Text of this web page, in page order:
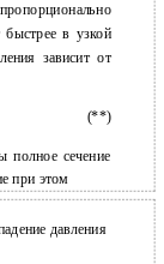
в узкой
зависит от
(**)
полное сечение
при этом
давления